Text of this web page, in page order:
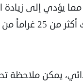
يؤدي إلى زيادة
والمزاج الاكتئابي. ووفقا
يمكن